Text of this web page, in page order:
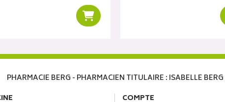
Ajouter au panier
PHARMACIE BERG - PHARMACIEN TITULAIRE : ISABELLE BERG
COMPTE